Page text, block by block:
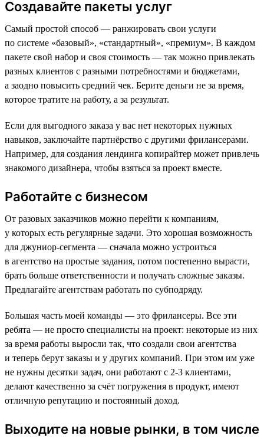
Создавайте пакеты услуг
Самый простой способ — ранжировать свои услуги
по системе «базовый», «стандартный», «премиум». В каждом
пакете свой набор и своя стоимость — так можно привлекать
разных клиентов с разными потребностями и бюджетами,
а заодно повысить средний чек. Берите деньги не за время,
которое тратите на работу, а за результат.
Если для выгодного заказа у вас нет некоторых нужных
навыков, заключайте партнёрство с другими фрилансерами.
Например, для создания лендинга копирайтер может привлечь
знакомого дизайнера, чтобы взяться за проект вместе.
Работайте с бизнесом
От разовых заказчиков можно перейти к компаниям,
у которых есть регулярные задачи. Это хорошая возможность
для джуниор-сегмента — сначала можно устроиться
в агентство на простые задания, потом постепенно вырасти,
брать больше ответственности и получать сложные заказы.
Предлагайте агентствам работать по субподряду.
Большая часть моей команды — это фрилансеры. Все эти
ребята — не просто специалисты на проект: некоторые из них
за время работы выросли так, что создали свои агентства
и теперь берут заказы и у других компаний. При этом им уже
не нужны десятки задач, они работают с 2-3 клиентами,
делают качественно за счёт погружения в продукт, имеют
отличную репутацию и постоянный доход.
Выходите на новые рынки, в том числе